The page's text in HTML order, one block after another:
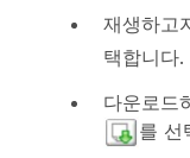
재생하고
택합니다.
다운로드
를 선